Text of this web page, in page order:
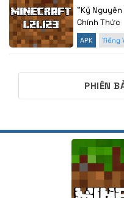
"Kỷ Nguyên
Chính Thức
APK Tiếng
PHIÊN